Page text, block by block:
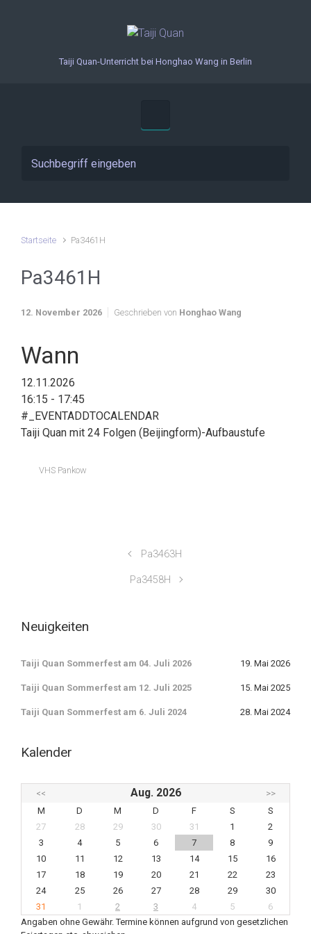
Taiji Quan-Unterricht bei Honghao Wang in Berlin
Startseite Pa3461H
Pa3461H
12. November 2026 Geschrieben von Honghao Wang
Wann
12.11.2026
16:15 - 17:45
#_EVENTADDTOCALENDAR
Taiji Quan mit 24 Folgen (Beijingform)-Aufbaustufe
VHS Pankow
Pa3463H
Pa3458H
Neuigkeiten
Taiji Quan Sommerfest am 04. Juli 2026 19. Mai 2026
Taiji Quan Sommerfest am 12. Juli 2025 15. Mai 2025
Taiji Quan Sommerfest am 6. Juli 2024 28. Mai 2024
Kalender
<< Aug. 2026
>>
M
D M D F S
S
27
28 29 30 31 1
2
3
4 5 6 7 8
9
10
11 12 13 14 15
16
17
18 19 20 21 22
23
24
25 26 27 28 29
30
31
1 2 3 4 5
6
Angaben ohne Gewähr. Termine können aufgrund von gesetzlichen